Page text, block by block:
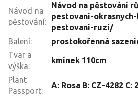
Návod na
pěstování:
Návod na pěstování
pestovani-
pestovani-ruzi/
Balení:
prostokořenná
Tvar a
výška:
kmínek 110cm
Plant
Passport:
A: Rosa B: CZ-4282 C: